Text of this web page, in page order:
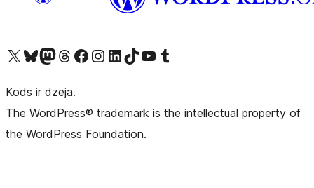
Apmeklējiet mūsu X (agrāk Twitter) kontu
Apmeklējiet mūsu Bluesky kontu
Apmeklējiet mūsu Mastodon kontu
Apmeklējiet mūsu Threads kontu
Apmeklējiet mūsu Facebook lapuApmeklējiet mūsu Instagram kontu
Apmeklējiet mūsu LinkedIn kontu
Apmeklējiet mūsu TikTok kontu
Apmeklējiet mūsu YouTube kanālu
Apmeklējiet mūsu Tumblr kontu
Kods ir dzeja.
The WordPress® trademark is the intellectual property of
the WordPress Foundation.